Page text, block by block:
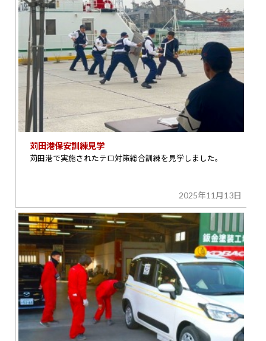
苅田港保安訓練見学
苅田港で実施されたテロ対策総合訓練を見学しました。
2025年11月13日